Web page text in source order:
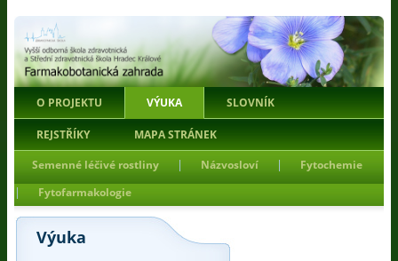
O PROJEKTU VÝUKA SLOVNÍK
REJSTŘÍKY
MAPA STRÁNEK
Semenné léčivé rostliny
| Názvosloví | Fytochemie
| Fytofarmakologie
Výuka